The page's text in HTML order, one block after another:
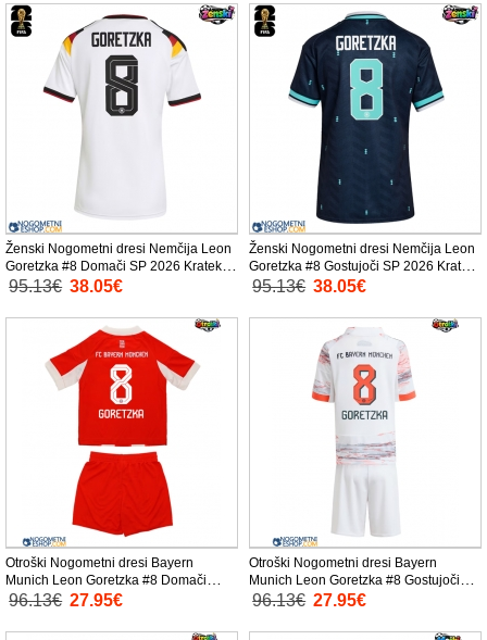
Ženski Nogometni dresi Nemčija Leon
Goretzka #8 Domači SP 2026 Kratek
Rokav
95.13€ 38.05€
Ženski Nogometni dresi Nemčija Leon
Goretzka #8 Gostujoči SP 2026 Kratek
Rokav
95.13€ 38.05€
Otroški Nogometni dresi Bayern
Munich Leon Goretzka #8 Domači
2025-26 Kratek Rokav (+ Kratke hlače)
96.13€ 27.95€
Otroški Nogometni dresi Bayern
Munich Leon Goretzka #8 Gostujoči
2025-26 Kratek Rokav (+ Kratke hlače)
96.13€ 27.95€